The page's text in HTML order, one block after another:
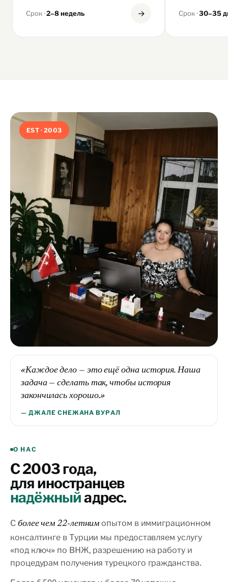
Срок ·2–8 недель → Срок ·30–35
EST · 2003
«Каждое дело — это ещё одна история. Наша
задача — сделать так, чтобы история
закончилась хорошо.»
— ДЖАЛЕ СНЕЖАНА ВУРАЛ
О НАС
С 2003 года,
для иностранцев
надёжныйадрес.
С более чем 22-летним опытом в иммиграционном
консалтинге в Турции мы предоставляем услугу
«под ключ» по ВНЖ, разрешению на работу и
процедурам получения турецкого гражданства.